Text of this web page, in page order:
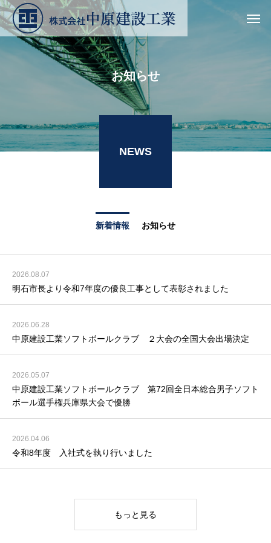
お知らせ
NEWS
新着情報 お知らせ
2026.08.07
明石市長より令和7年度の優良工事として表彰されました
2026.06.28
中原建設工業ソフトボールクラブ ２大会の全国大会出場決定
2026.05.07
中原建設工業ソフトボールクラブ 第72回全日本総合男子ソフト
ボール選手権兵庫県大会で優勝
2026.04.06
令和8年度 入社式を執り行いました
もっと見る